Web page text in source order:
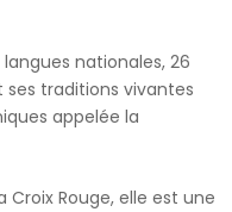
nationales, 26
traditions vivantes
appelée la
Rouge, elle est une